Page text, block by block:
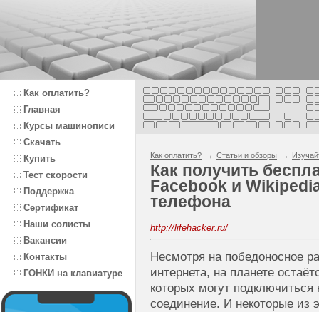
Как оплатить?
Главная
Курсы машинописи
Скачать
Купить
Тест скорости
Поддержка
Сертификат
Наши солисты
Вакансии
Контакты
ГОНКИ на клавиатуре
Как оплатить? → Статьи и обзоры →
Как получить
Facebook и
телефона
http://lifehacker.ru/
Несмотря на победоносное
интернета, на планете
которых могут
соединение. И некоторые из